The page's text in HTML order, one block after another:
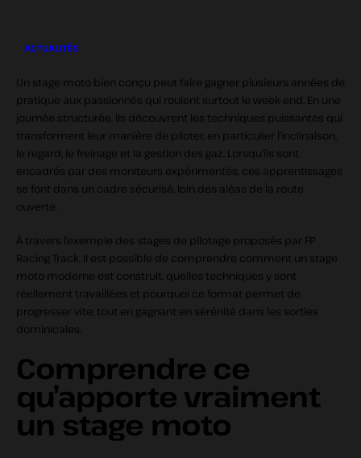
ACTUALITÉS
Un stage moto bien conçu peut faire gagner plusieurs années de
pratique aux passionnés qui roulent surtout le week‑end. En une
journée structurée, ils découvrent les techniques puissantes qui
transforment leur manière de piloter, en particulier l’inclinaison,
le regard, le freinage et la gestion des gaz. Lorsqu’ils sont
encadrés par des moniteurs expérimentés, ces apprentissages
se font dans un cadre sécurisé, loin des aléas de la route
ouverte.
À travers l’exemple des stages de pilotage proposés par FP
Racing Track, il est possible de comprendre comment un stage
moto moderne est construit, quelles techniques y sont
réellement travaillées et pourquoi ce format permet de
progresser vite, tout en gagnant en sérénité dans les sorties
dominicales.
Comprendre ce
qu’apporte vraiment
un stage moto